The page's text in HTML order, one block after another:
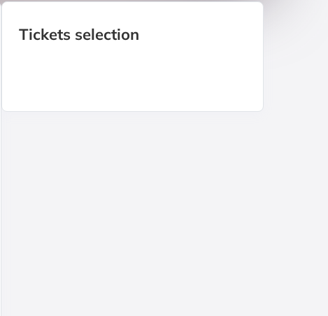
Tickets selection